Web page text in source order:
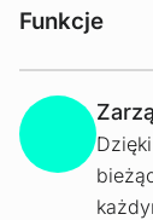
Funkcje